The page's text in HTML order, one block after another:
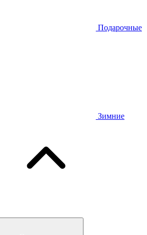
Подарочные
Зимние